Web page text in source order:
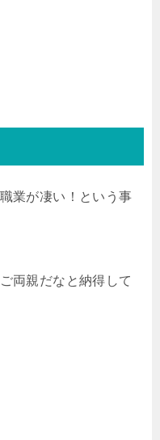
業が凄い！という事
両親だなと納得して